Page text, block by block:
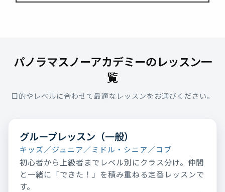
パノラマスノーアカデミーのレッスン一
覧
目的やレベルに合わせて最適なレッスンをお選びください。
グループレッスン（一般）
キッズ／ジュニア／ミドル・シニア／コブ
初心者から上級者までレベル別にクラス分け。仲間
と一緒に「できた！」を積み重ねる定番レッスンで
す。